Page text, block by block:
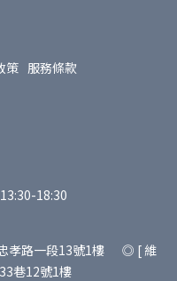
策 服務條款
18:30
忠孝路一段13號1樓 ◎ [ 維
巷12號1樓